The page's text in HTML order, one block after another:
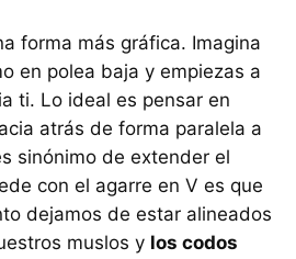
forma más gráfica. Imagina
en polea baja y empiezas a
ti. Lo ideal es pensar en
atrás de forma paralela a
sinónimo de extender el
con el agarre en V es que
dejamos de estar alineados
muslos y los codos